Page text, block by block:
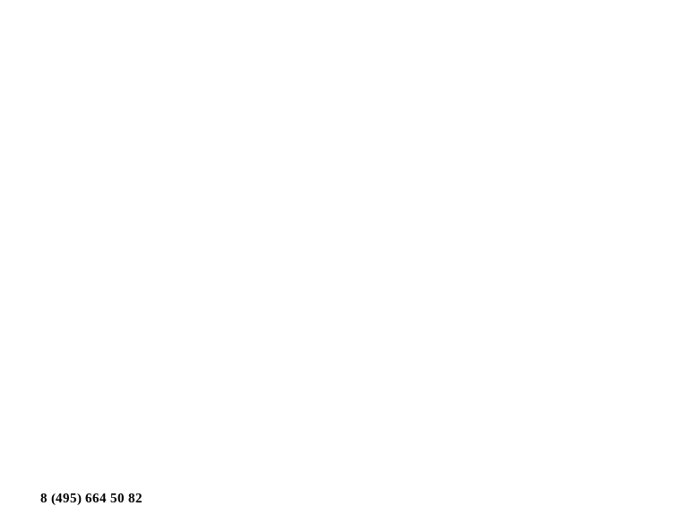
8 (495) 664 50 82